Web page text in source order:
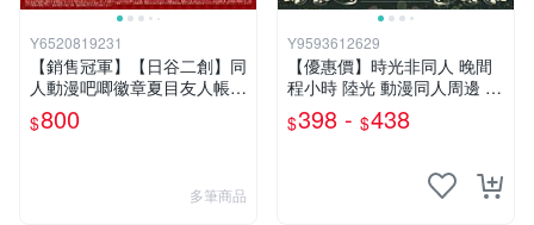
Y6520819231
【銷售冠軍】【日谷二創】同
人動漫吧唧徽章夏目友人帳全
職獵人二次元周邊胸章
$800
多筆商品
Y9593612629
【優惠價】時光非同人 晚間
程小時 陸光 動漫同人周邊 徽
章鐳射票方卡
$398 - $438